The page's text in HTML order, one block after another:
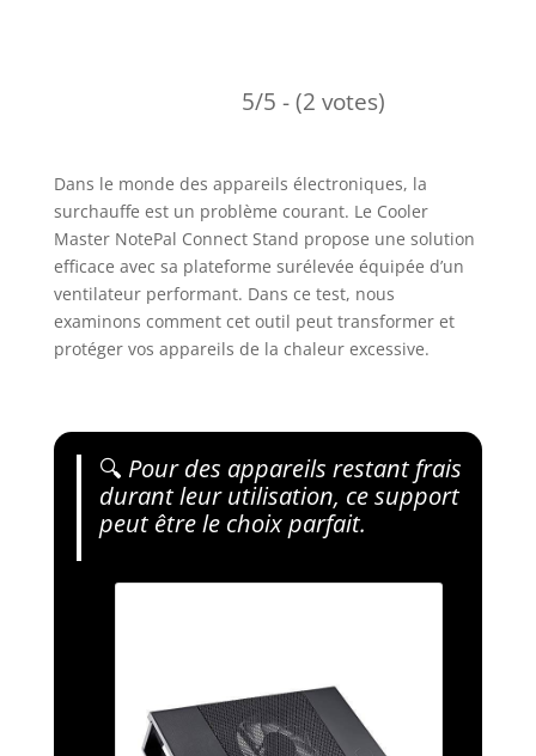
5/5 - (2 votes)
Dans le monde des appareils électroniques, la
surchauffe est un problème courant. Le Cooler
Master NotePal Connect Stand propose une solution
efficace avec sa plateforme surélevée équipée d’un
ventilateur performant. Dans ce test, nous
examinons comment cet outil peut transformer et
protéger vos appareils de la chaleur excessive.
🔍 Pour des appareils restant frais
durant leur utilisation, ce support
peut être le choix parfait.